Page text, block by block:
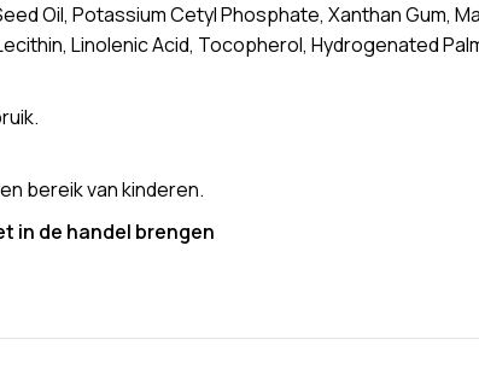
Oil, Potassium Cetyl Phosphate, Xanthan Gum,
Linolenic Acid, Tocopherol, Hydrogenated
bereik van kinderen.
in de handel brengen